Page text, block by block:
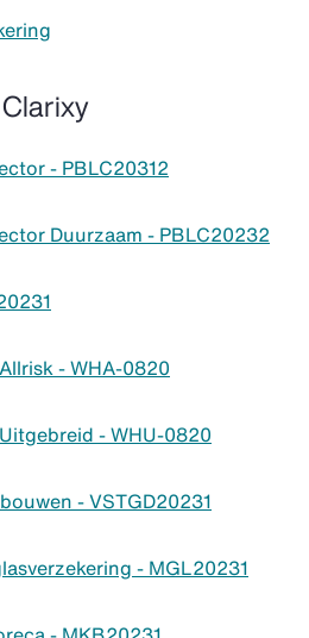
- PBLC20312
Duurzaam - PBLC20232
- WHA-0820
- WHU-0820
- VSTGD20231
- MGL20231